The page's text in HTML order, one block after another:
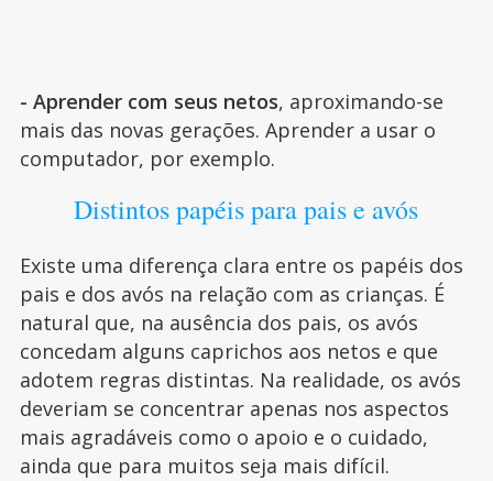
- Aprender com seus netos, aproximando-se
mais das novas gerações. Aprender a usar o
computador, por exemplo.
Distintos papéis para pais e avós
Existe uma diferença clara entre os papéis dos
pais e dos avós na relação com as crianças. É
natural que, na ausência dos pais, os avós
concedam alguns caprichos aos netos e que
adotem regras distintas. Na realidade, os avós
deveriam se concentrar apenas nos aspectos
mais agradáveis como o apoio e o cuidado,
ainda que para muitos seja mais difícil.